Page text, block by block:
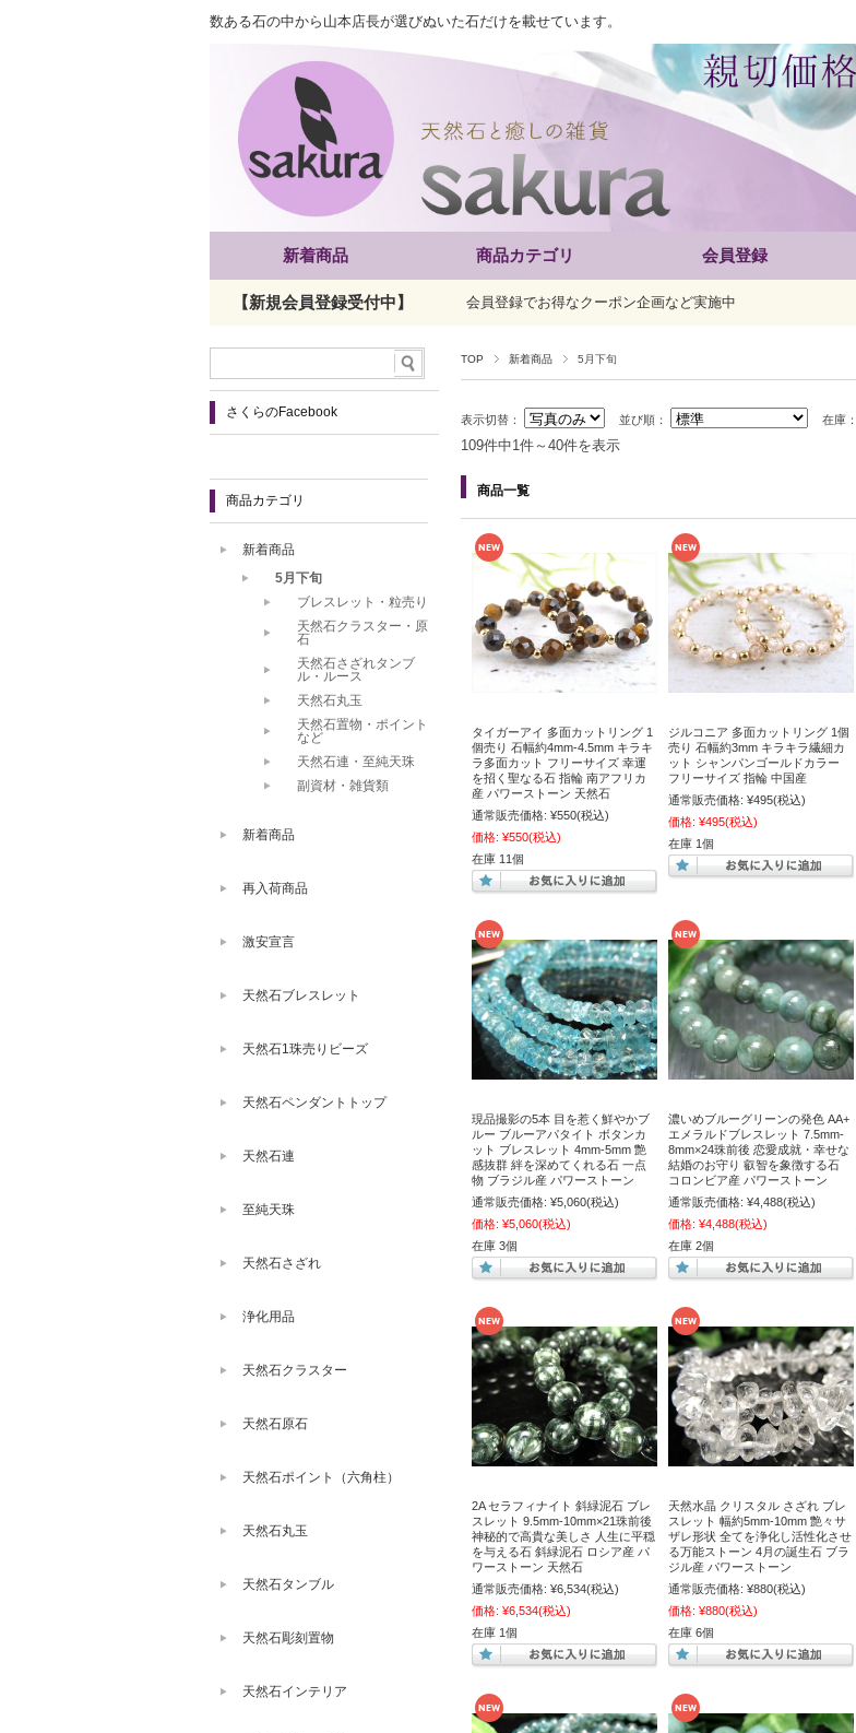
数ある石の中から山本店長が選びぬいた石だけを載せています。
新着商品 商品カテゴリ 会員登録
【新規会員登録受付中】 会員登録でお得なクーポン企画など実施中
TOP 新着商品 5月下旬
表示切替： 並び順： 在庫：
109件中1件～40件を表示
商品一覧
タイガーアイ 多面カットリング 1
個売り 石幅約4mm-4.5mm キラキ
ラ多面カット フリーサイズ 幸運
を招く聖なる石 指輪 南アフリカ
産 パワーストーン 天然石
通常販売価格: ¥550(税込)
価格: ¥550(税込)
在庫 11個
ジルコニア 多面カットリング 1個
売り 石幅約3mm キラキラ繊細カ
ット シャンパンゴールドカラー
フリーサイズ 指輪 中国産
通常販売価格: ¥495(税込)
価格: ¥495(税込)
在庫 1個
現品撮影の5本 目を惹く鮮やかブ
ルー ブルーアパタイト ボタンカ
ット ブレスレット 4mm-5mm 艶
感抜群 絆を深めてくれる石 一点
物 ブラジル産 パワーストーン
通常販売価格: ¥5,060(税込)
価格: ¥5,060(税込)
在庫 3個
濃いめブルーグリーンの発色 AA+
エメラルドブレスレット 7.5mm-
8mm×24珠前後 恋愛成就・幸せな
結婚のお守り 叡智を象徴する石
コロンビア産 パワーストーン
通常販売価格: ¥4,488(税込)
価格: ¥4,488(税込)
在庫 2個
2A セラフィナイト 斜緑泥石 ブレ
スレット 9.5mm-10mm×21珠前後
神秘的で高貴な美しさ 人生に平穏
を与える石 斜緑泥石 ロシア産 パ
ワーストーン 天然石
通常販売価格: ¥6,534(税込)
価格: ¥6,534(税込)
在庫 1個
天然水晶 クリスタル さざれ ブレ
スレット 幅約5mm-10mm 艶々サ
ザレ形状 全てを浄化し活性化させ
る万能ストーン 4月の誕生石 ブラ
ジル産 パワーストーン
通常販売価格: ¥880(税込)
価格: ¥880(税込)
在庫 6個
さくらのFacebook
商品カテゴリ
新着商品
5月下旬
ブレスレット・粒売り
天然石クラスター・原
石
天然石さざれタンブ
ル・ルース
天然石丸玉
天然石置物・ポイント
など
天然石連・至純天珠
副資材・雑貨類
新着商品
再入荷商品
激安宣言
天然石ブレスレット
天然石1珠売りビーズ
天然石ペンダントトップ
天然石連
至純天珠
天然石さざれ
浄化用品
天然石クラスター
天然石原石
天然石ポイント（六角柱）
天然石丸玉
天然石タンブル
天然石彫刻置物
天然石インテリア